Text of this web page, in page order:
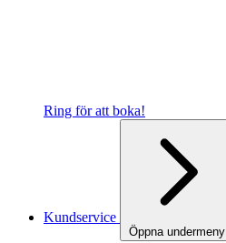
Ring för att boka!
Kundservice
Öppna undermeny